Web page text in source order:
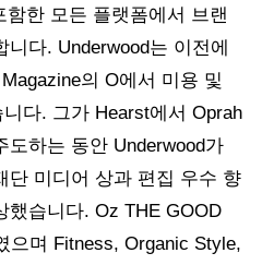
한 모든 플랫폼에서 브랜
다. Underwood는 이전에
의 O에서 미용 및
다. 그가 Hearst에서 Oprah
도하는 동안 Underwood가
단 미디어 상과 편집 우수 향
했습니다. Oz THE GOOD
으며 Fitness, Organic Style,